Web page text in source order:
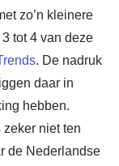
zo’n kleinere
tot 4 van deze
. De nadruk
daar in
hebben.
niet ten
de Nederlandse